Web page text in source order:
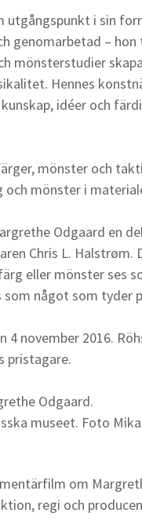
i sin
genomarbetad –
mönsterstudier
Hennes
idéer och
mönster och
mönster i
Odgaard en
Chris L. Halstrøm.
eller mönster ses
något som tyder
november 2016.
pristagare.
museet. Foto
om
regi och